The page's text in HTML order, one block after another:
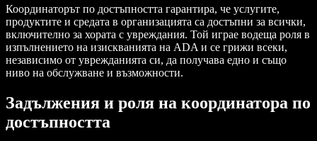
Координаторът по достъпността гарантира, че услугите,
продуктите и средата в организацията са достъпни за всички,
включително за хората с увреждания. Той играе водеща роля в
изпълнението на изискванията на ADA и се грижи всеки,
независимо от уврежданията си, да получава едно и също
ниво на обслужване и възможности.
Задължения и роля на координатора по
достъпността